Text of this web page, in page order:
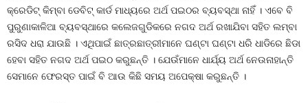
କ୍ରେଡିଟ୍‍ କିମ୍ବା ଡେବିଟ୍‍ କାର୍ଡ ମାଧ୍ୟରେ ଅର୍ଥ ପଇଠର ବ୍ୟବସ୍ଥା ନାହିଁ । ଏବେ ବି
ପୁରୁଣାକାଳିଆ ବ୍ୟବସ୍ଥାରେ କଲେଜଗୁଡିକରେ ନଗଦ ଅର୍ଥ ରଖାଯିବା ସହିତ ଲମ୍ବା
ରସିଦ ଧରା ଯାଉଛି । ଏଥିପାଇଁ ଛାତ୍ରଛାତ୍ରୀମାନେ ଘଣ୍ଟା ଘଣ୍ଟା ଧରି ଧାଡିରେ ଛିଡା
ହେବା ସହିତ ନଗଦ ଅର୍ଥ ପଇଠ କରୁଛନ୍ତି । ଯେଉଁମାନେ ଧାର୍ଯ୍ୟ ଅର୍ଥ ନେଉନାହାନ୍ତି
ସେମାନେ ଫେରସ୍ତ ପାଇଁ ବି ଆଉ କିଛି ସମୟ ଅପେକ୍ଷା କରୁଛନ୍ତି ।